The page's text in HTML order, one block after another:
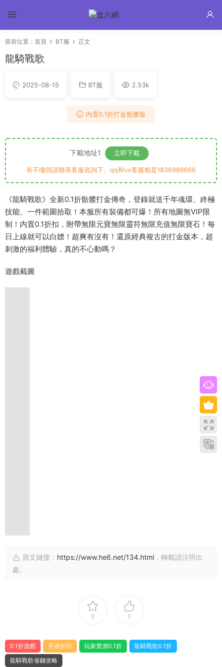
當前位置： 首頁 BT服 正文
龍騎戰歌
2025-08-15 BT服 2.53k
内置0.1折打金骷髅版
下載地址1 立即下載
有不懂得請聯系客服咨詢下。qq和vx客服都是1836989666
《龍騎戰歌》全新0.1折骷髅打金傳奇，登錄就送千年魂環、終極
技能、一件範圍拾取！本服所有裝備都可爆！所有地圖無VIP限
制！内置0.1折扣，附帶無限元寶無限靈符無限充值無限寶石！每
日上線就可以白嫖！超爽有沒有！還原經典複古的打金版本，超
刺激的福利體驗，真的不心動嗎？
遊戲截圖
原文鏈接： https://www.he6.net/134.html ，轉載請注明出
處。
0 0
0.1折遊戲 手遊折扣 玩家實測0.1折
龍騎戰歌0.1折
龍騎戰歌省錢攻略